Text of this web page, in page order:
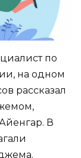
по
на одном
рассказал
В